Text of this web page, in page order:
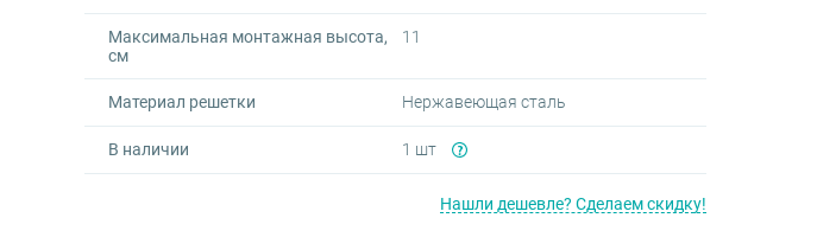
Максимальная монтажная высота,
см
11
Материал решетки Нержавеющая сталь
В наличии 1 шт
Нашли дешевле? Сделаем скидку!